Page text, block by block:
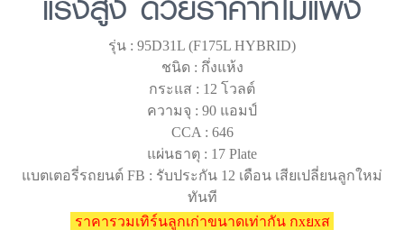
รุ่น : 95D31L (F175L HYBRID)
ชนิด : กึ่งแห้ง
กระแส : 12 โวลต์
ความจุ : 90 แอมป์
CCA : 646
แผ่นธาตุ : 17 Plate
แบตเตอรี่รถยนต์ FB : รับประกัน 12 เดือน เสียเปลี่ยนลูกใหม่
ทันที
ราคารวมเทิร์นลูกเก่าขนาดเท่ากัน กxยxส